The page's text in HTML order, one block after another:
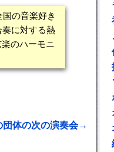
の音楽好き
に対する熱
のハーモニ
団体の次の演奏会→